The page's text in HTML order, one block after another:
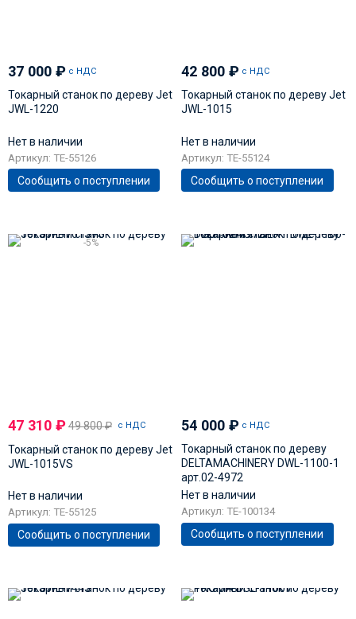
37 000 ₽ с НДС
Токарный станок по дереву Jet
JWL-1220
Нет в наличии
Артикул: TE-55126
Сообщить о поступлении
42 800₽ с НДС
Токарный станок по дереву Jet
JWL-1015
Нет в наличии
Артикул: TE-55124
Сообщить о поступлении
-5%
47 310 ₽ 49 800₽ с НДС
Токарный станок по дереву Jet
JWL-1015VS
Нет в наличии
Артикул: TE-55125
Сообщить о поступлении
54 000₽ с НДС
Токарный станок по дереву
DELTAMACHINERY DWL-1100-1
арт.02-4972
Нет в наличии
Артикул: TE-100134
Сообщить о поступлении